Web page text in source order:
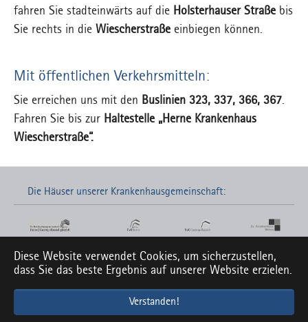
Diese Website verwendet Cookies, um sicherzustellen,
dass Sie das beste Ergebnis auf unserer Website erzielen.
Verstanden!
fahren Sie stadteinwärts auf die Holsterhauser Straße bis
Sie rechts in die Wiescherstraße einbiegen können.
Mit öffentlichen Verkehrsmitteln:
Sie erreichen uns mit den Buslinien 323, 337, 366, 367.
Fahren Sie bis zur Haltestelle „Herne Krankenhaus
Wiescherstraße“.
Die Häuser unserer Krankenhausgemeinschaft:
Links zu unseren Social-Media-Seiten: